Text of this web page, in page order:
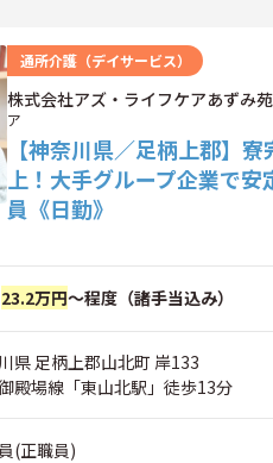
通所介護（デイサービス）
株式会社アズ・ライフケアあずみ
ア
【神奈川県／足柄上郡】
上！大手グループ企業で
員《日勤》
23.2万円～程度（諸手当込み）
県 足柄上郡山北町 岸133
殿場線「東山北駅」徒歩13分
(正職員)